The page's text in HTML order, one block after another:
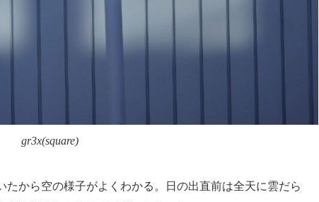
gr3x(square)
たから空の様子がよくわかる。日の出直前は全天に雲だら